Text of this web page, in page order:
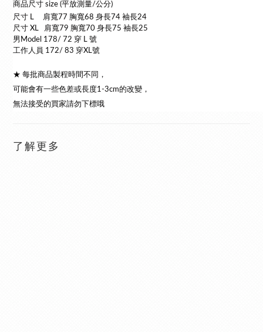
商品尺寸 size (平放測量/公分)
尺寸 L 肩寬77 胸寬68 身長74 袖長24
尺寸 XL 肩寬79 胸寬70 身長75 袖長25
男 Model 178/ 72 穿 L 號
工作人員 172/ 83 穿XL號
★ 每批商品製程時間不同，
可能會有一些色差或長度1-3cm的改變，
無法接受的買家請勿下標哦
了解更多